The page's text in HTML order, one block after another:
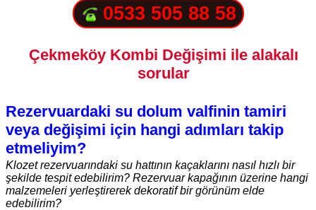
0533 505 88 58
Çekmeköy Kombi Değişimi ile alakalı
sorular
Rezervuardaki su dolum valfinin tamiri
veya değişimi için hangi adımları takip
etmeliyim?
Klozet rezervuarındaki su hattının kaçaklarını nasıl hızlı bir
şekilde tespit edebilirim? Rezervuar kapağının üzerine hangi
malzemeleri yerleştirerek dekoratif bir görünüm elde
edebilirim?